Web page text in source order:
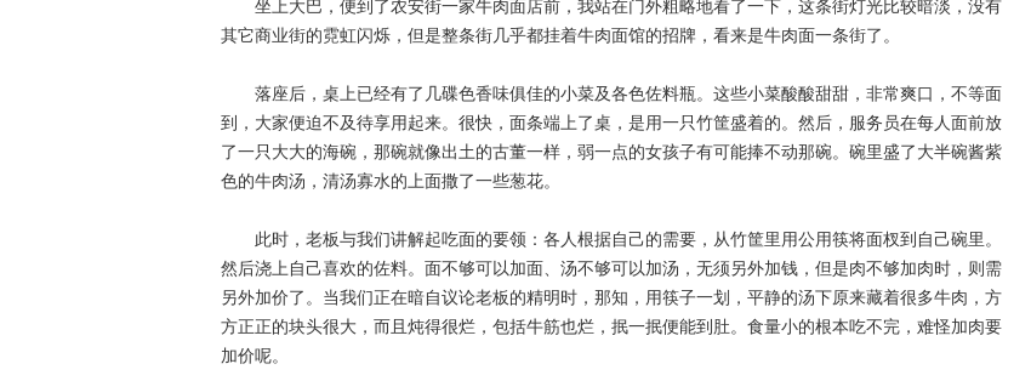
坐上大巴，便到了农安街一家牛肉面店前，我站在门外粗略地看了一下，这条街灯光比较暗淡，没有
其它商业街的霓虹闪烁，但是整条街几乎都挂着牛肉面馆的招牌，看来是牛肉面一条街了。
落座后，桌上已经有了几碟色香味俱佳的小菜及各色佐料瓶。这些小菜酸酸甜甜，非常爽口，不等面
到，大家便迫不及待享用起来。很快，面条端上了桌，是用一只竹筐盛着的。然后，服务员在每人面前放
了一只大大的海碗，那碗就像出土的古董一样，弱一点的女孩子有可能捧不动那碗。碗里盛了大半碗酱紫
色的牛肉汤，清汤寡水的上面撒了一些葱花。
此时，老板与我们讲解起吃面的要领：各人根据自己的需要，从竹筐里用公用筷将面杈到自己碗里。
然后浇上自己喜欢的佐料。面不够可以加面、汤不够可以加汤，无须另外加钱，但是肉不够加肉时，则需
另外加价了。当我们正在暗自议论老板的精明时，那知，用筷子一划，平静的汤下原来藏着很多牛肉，方
方正正的块头很大，而且炖得很烂，包括牛筋也烂，抿一抿便能到肚。食量小的根本吃不完，难怪加肉要
加价呢。